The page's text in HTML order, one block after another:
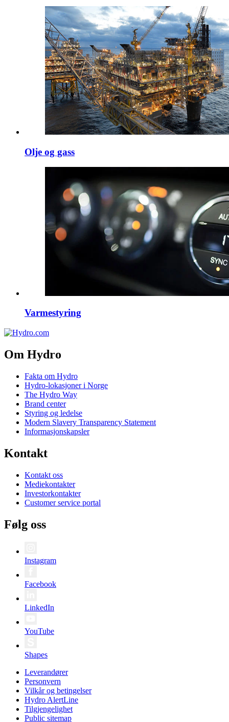
Olje og gass
Varmestyring
Om Hydro
Fakta om Hydro
Hydro-lokasjoner i Norge
The Hydro Way
Brand center
Styring og ledelse
Modern Slavery Transparency Statement
Informasjonskapsler
Kontakt
Kontakt oss
Mediekontakter
Investorkontakter
Customer service portal
Følg oss
Instagram
Facebook
LinkedIn
YouTube
Shapes
Leverandører
Personvern
Vilkår og betingelser
Hydro AlertLine
Tilgjengelighet
Public sitemap